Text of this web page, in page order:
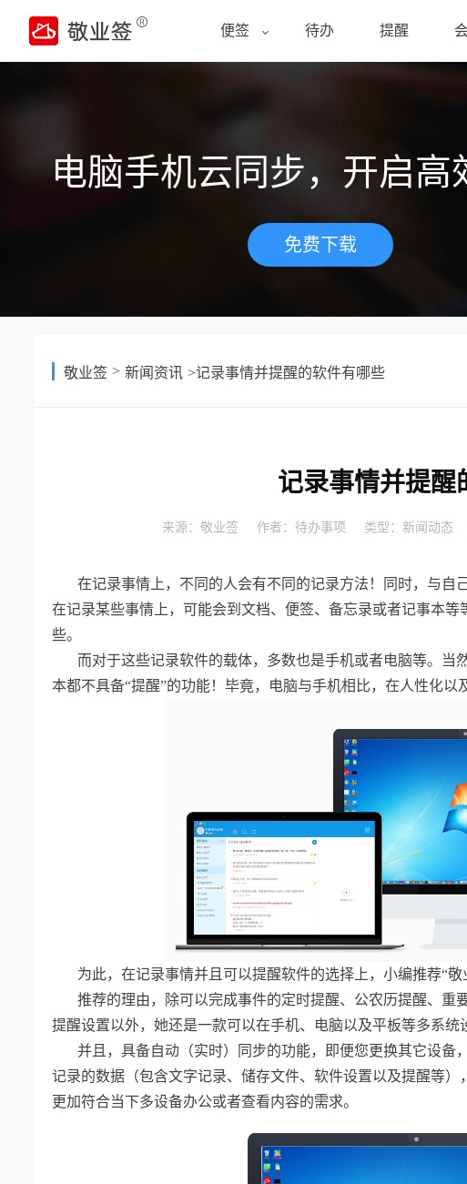
便签 待办 提醒
电脑手机云同步，开启高
免费下载
敬业签 > 新闻资讯 >记录事情并提醒的软件有哪些
记录事情并提醒
来源： 敬业签 作者： 待办事项 类型： 新闻动态
在记录事情上，不同的人会有不同的记录方法！同时，与自
在记录某些事情上，可能会到文档、便签、备忘录或者记事本
些。
而对于这些记录软件的载体，多数也是手机或者电脑等。
本都不具备“提醒”的功能！毕竟，电脑与手机相比，在人性化以
为此，在记录事情并且可以提醒软件的选择上，小编推荐“敬
推荐的理由，除可以完成事件的定时提醒、公农历提醒、
提醒设置以外，她还是一款可以在手机、电脑以及平板等多系统
并且，具备自动（实时）同步的功能，即便您更换其它设备
记录的数据（包含文字记录、储存文件、软件设置以及提醒等）
更加符合当下多设备办公或者查看内容的需求。